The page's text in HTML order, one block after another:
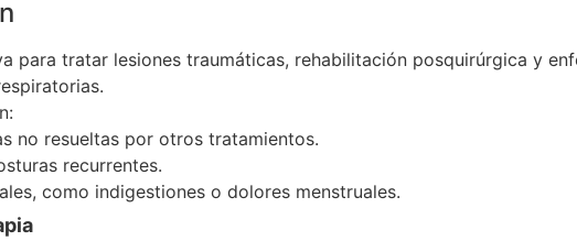
para tratar lesiones traumáticas, rehabilitación posquirúrgica y
no resueltas por otros tratamientos.
recurrentes.
como indigestiones o dolores menstruales.